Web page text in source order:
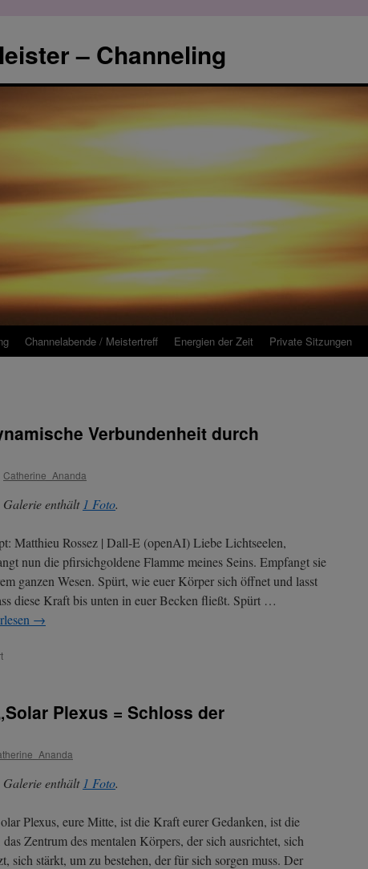
– Channeling
Channelabende / Meistertreff Energien der Zeit Private Sitzungen
Verbundenheit durch
Catherine_Ananda
Galerie enthält 1 Foto.
Matthieu Rossez | Dall-E (openAI) Liebe Lichtseelen,
nun die pfirsichgoldene Flamme meines Seins. Empfangt sie
ganzen Wesen. Spürt, wie euer Körper sich öffnet und lasst
diese Kraft bis unten in euer Becken fließt. Spürt …
→
für
„Dynamische
Handreichung.“
Plexus = Schloss der
Galerie enthält 1 Foto.
Plexus, eure Mitte, ist die Kraft eurer Gedanken, ist die
Zentrum des mentalen Körpers, der sich ausrichtet, sich
sich stärkt, um zu bestehen, der für sich sorgen muss. Der